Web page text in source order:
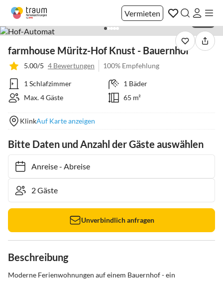
Vermieten
farmhouse Müritz-Hof Knust - Bauernhof
5.00/5 4 Bewertungen 100% Empfehlung
1 Schlafzimmer
1 Bäder
Max. 4 Gäste
65 m²
KlinkAuf Karte anzeigen
Bitte Daten und Anzahl der Gäste auswählen
Anreise- Abreise
Unverbindlich anfragen
Beschreibung
Moderne Ferienwohnungen auf einem Bauernhof - ein